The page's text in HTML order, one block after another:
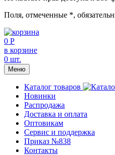
Поля, отмеченные *,
0 Р
в корзине
0 шт.
Меню
Каталог товаров
Новинки
Распродажа
Доставка и оплата
Оптовикам
Сервис и поддержка
Приказ №838
Контакты